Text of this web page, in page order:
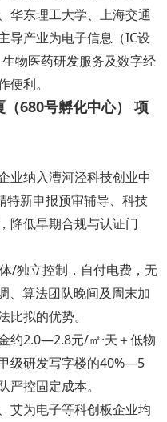
华东理工大学、上海交通
导产业为电子信息（IC设
物医药研发服务及数字经
利。
680号孵化中心） 项
纳入漕河泾科技创业中
新申报预审辅导、科技
降低早期合规与认证门
/独立控制，自付电费，无
、算法团队晚间及周末加
拟的优势。
2.0—2.8元/㎡·天＋低物
级研发写字楼的40%—5
控固定成本。
为电子等科创板企业均